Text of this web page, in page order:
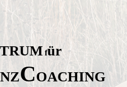
für
COACHING